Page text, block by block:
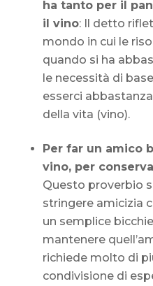
ha tanto per il
il vino: Il detto
mondo in cui le
quando si ha
le necessità di
esserci
della vita (vino).
Per far un amico
vino, per
Questo proverbio
stringere amicizia
un semplice
mantenere
richiede molto di
condivisione di